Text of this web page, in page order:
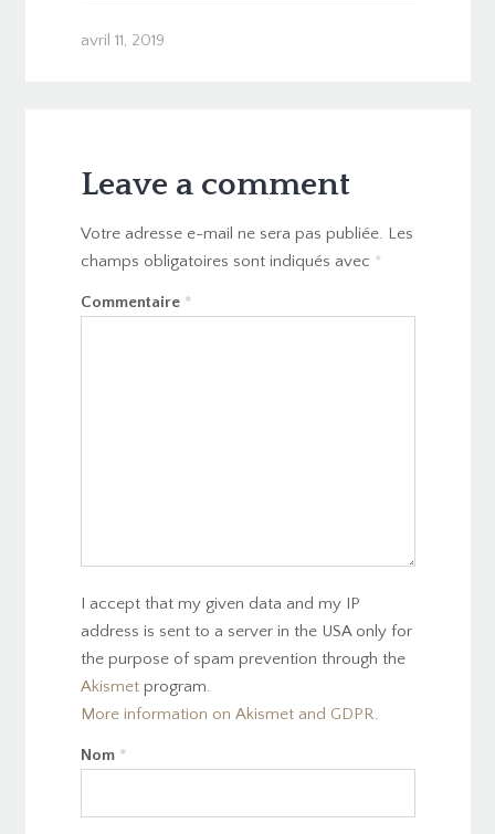
avril 11, 2019
Leave a comment
Votre adresse e-mail ne sera pas publiée. Les
champs obligatoires sont indiqués avec *
Commentaire *
I accept that my given data and my IP
address is sent to a server in the USA only for
the purpose of spam prevention through the
Akismetprogram.
More information on Akismet and GDPR.
Nom *